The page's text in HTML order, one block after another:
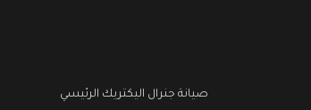
صيانة جنرال اليكتريك الرئيسي